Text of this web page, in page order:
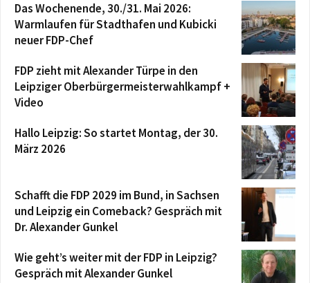
Das Wochenende, 30./31. Mai 2026:
Warmlaufen für Stadthafen und Kubicki
neuer FDP-Chef
FDP zieht mit Alexander Türpe in den
Leipziger Oberbürgermeisterwahlkampf +
Video
Hallo Leipzig: So startet Montag, der 30.
März 2026
Schafft die FDP 2029 im Bund, in Sachsen
und Leipzig ein Comeback? Gespräch mit
Dr. Alexander Gunkel
Wie geht’s weiter mit der FDP in Leipzig?
Gespräch mit Alexander Gunkel